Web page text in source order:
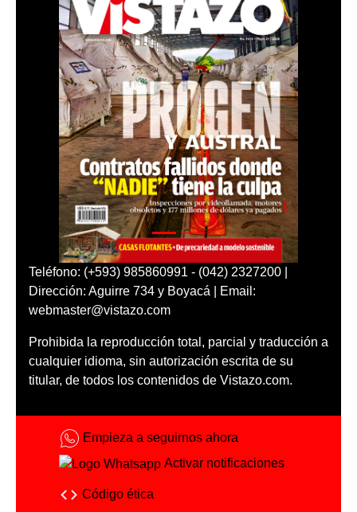
Teléfono: (+593) 985860991 - (042) 2327200 |
Dirección: Aguirre 734 y Boyacá | Email:
webmaster@vistazo.com
Prohibida la reproducción total, parcial y traducción a
cualquier idioma, sin autorización escrita de su
titular, de todos los contenidos de Vistazo.com.
Empieza a seguirnos ahora
Activar notificaciones
Código ética